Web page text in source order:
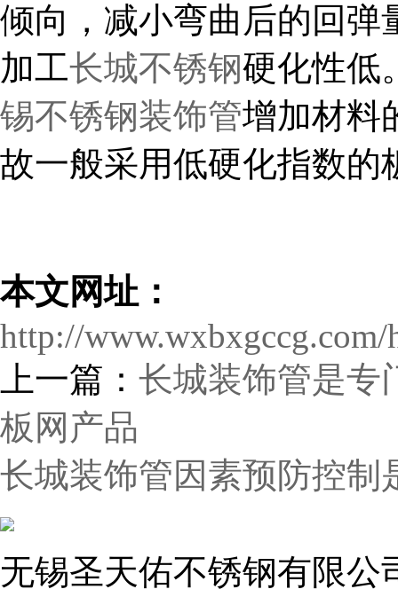
倾向，减小弯曲后的回弹
加工长城不锈钢硬化性低
锡不锈钢装饰管增加材料
故一般采用低硬化指数的
本文网址：
http://
上一篇： 长城装饰管是专
板网产品
长城装饰管因素预防控制
无锡圣天佑不锈钢有限公